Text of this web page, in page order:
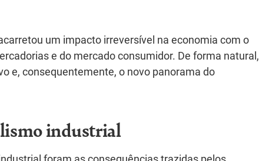
um impacto irreversível na economia com o
e do mercado consumidor. De forma natural,
e, consequentemente, o novo panorama do
industrial